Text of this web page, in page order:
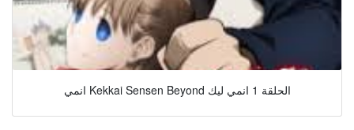
انمي Kekkai Sensen Beyond الحلقة 1 انمي ليك